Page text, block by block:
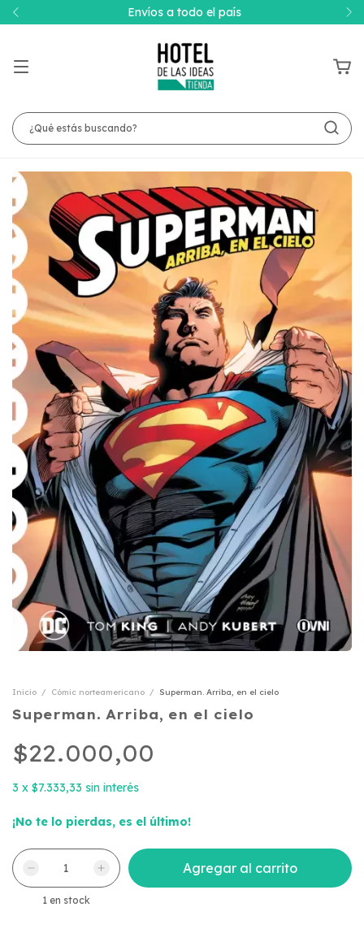
Envíos a todo el país
Inicio / Cómic norteamericano / Superman. Arriba, en el cielo
Superman. Arriba, en el cielo
$22.000,00
3 x $7.333,33 sin interés
¡No te lo pierdas, es el último!
1en stock